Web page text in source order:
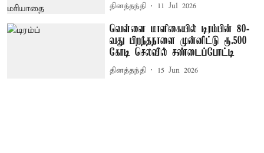
தினத்தந்தி 11 Jul 2026
வெள்ளை மாளிகையில் டிரம்பின் 80-
வது பிறந்தநாளை முன்னிட்டு ரூ.500
கோடி செலவில் சண்டைப்போட்டி
தினத்தந்தி 15 Jun 2026